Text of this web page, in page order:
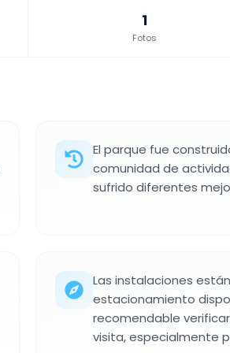
1
Fotos
El parque fue
comunidad de
sufrido diferentes
Las instalaciones
estacionamiento
recomendable
visita, especialmente